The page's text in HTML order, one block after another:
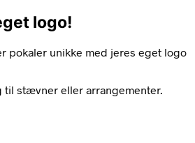
logo!
pokaler unikke med jeres eget logo
til stævner eller arrangementer.